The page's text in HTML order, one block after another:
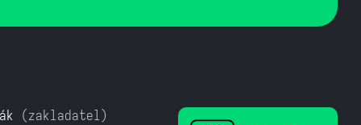
(zakladatel)